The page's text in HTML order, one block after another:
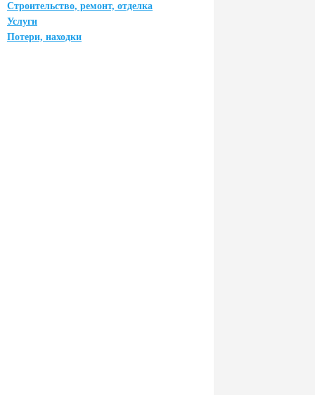
Строительство, ремонт, отделка
Услуги
Потери, находки